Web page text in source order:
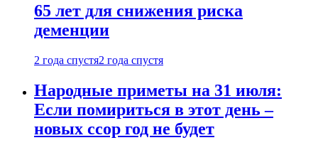
65 лет для снижения риска
деменции
2 года спустя2 года спустя
Народные приметы на 31 июля:
Если помириться в этот день –
новых ссор год не будет